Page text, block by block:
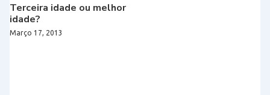
Terceira idade ou melhor
idade?
Março 17, 2013